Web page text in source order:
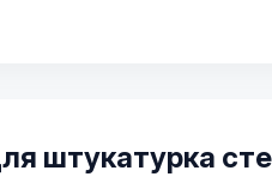
штукатурка